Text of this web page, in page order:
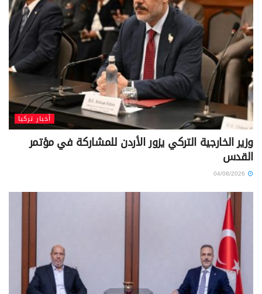
أخبار تركيا
وزير الخارجية التركي يزور الأردن للمشاركة في مؤتمر
القدس